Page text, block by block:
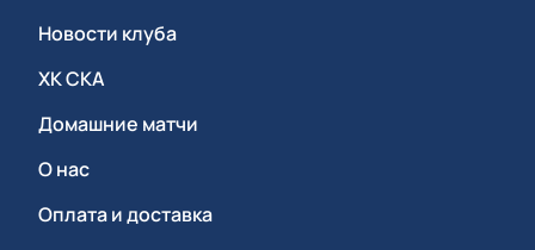
Новости клуба
ХК СКА
Домашние матчи
О нас
Оплата и доставка